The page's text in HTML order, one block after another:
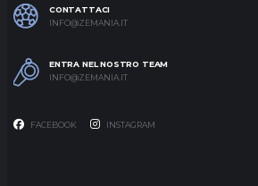
CONTATTACI
INFO@ZEMANIA.IT
ENTRA NEL NOSTRO TEAM
INFO@ZEMANIA.IT
FACEBOOK INSTAGRAM